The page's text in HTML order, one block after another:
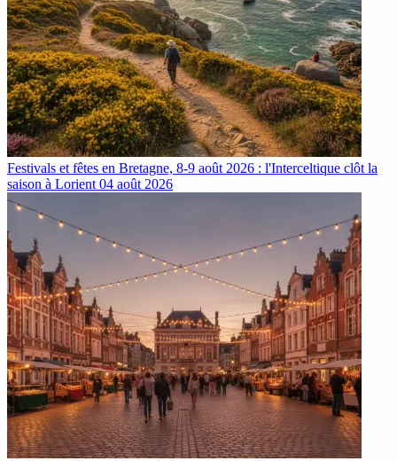
Festivals et fêtes en Bretagne, 8-9 août 2026 : l'Interceltique clôt la
saison à Lorient 04 août 2026